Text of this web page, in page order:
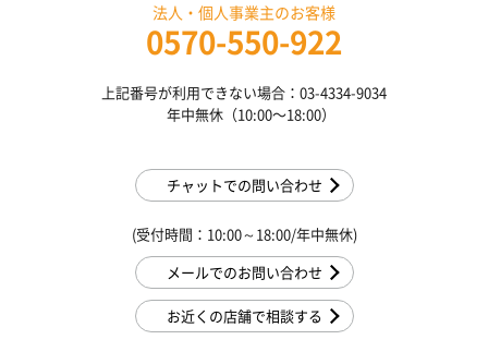
法人・個人事業主のお客様
0570-550-922
上記番号が利用できない場合：03-4334-9034
年中無休（10:00〜18:00）
チャットでの問い合わせ
(受付時間：10:00～18:00/年中無休)
メールでのお問い合わせ
お近くの店舗で相談する